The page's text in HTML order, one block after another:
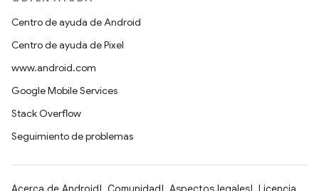
Centro de ayuda de Android
Centro de ayuda de Pixel
www.android.com
Google Mobile Services
Stack Overflow
Seguimiento de problemas